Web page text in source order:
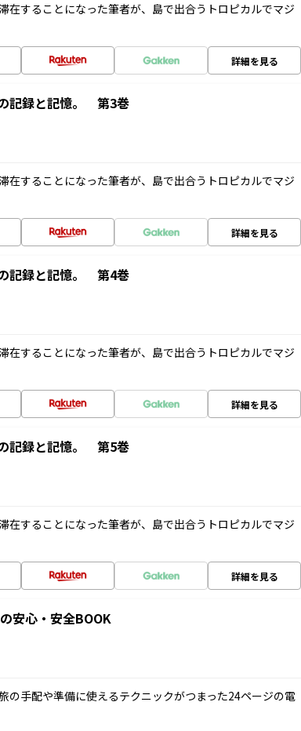
在することになった筆者が、島で出合うトロピカルでマジ
詳細を見る
記録と記憶。 第3巻
在することになった筆者が、島で出合うトロピカルでマジ
詳細を見る
記録と記憶。 第4巻
在することになった筆者が、島で出合うトロピカルでマジ
詳細を見る
記録と記憶。 第5巻
在することになった筆者が、島で出合うトロピカルでマジ
詳細を見る
安心・安全BOOK
の手配や準備に使えるテクニックがつまった24ページの電